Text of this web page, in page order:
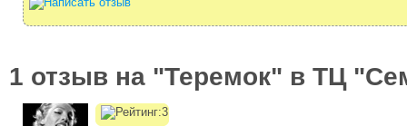
1 отзыв на "Теремок" в ТЦ